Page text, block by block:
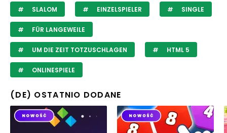
SLALOM EINZELSPIELER SINGLE
FÜR LANGEWEILE
UM DIE ZEIT TOTZUSCHLAGEN HTML 5
ONLINESPIELE
(DE) OSTATNIO DODANE